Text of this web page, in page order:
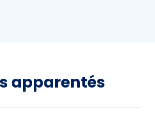
apparentés